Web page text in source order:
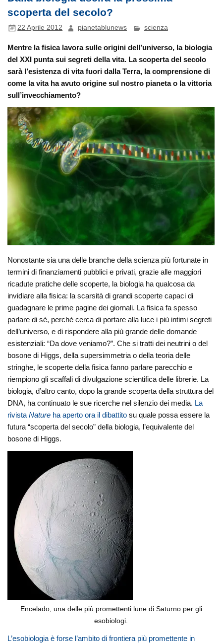
scoperta del secolo?
22 Aprile 2012 pianetablunews scienza
Mentre la fisica lavora sulle origini dell’universo, la biologia
del XXI punta sui segreti della vita. La scoperta del secolo
sarà l’esistenza di vita fuori dalla Terra, la comprensione di
come la vita ha avuto origine sul nostro pianeta o la vittoria
sull’invecchiamento?
Nonostante sia una delle branche della scienza più fortunate in
termini di finanziamenti pubblici e privati, grazie alle maggiori
ricadute pratiche delle scoperte, la biologia ha qualcosa da
invidiare alla fisica: la scarsità di grandi scoperte capaci di
guadagnare le prime pagine dei giornali. La fisica fa spesso
parlare di sé, perché cerca di portare alla luce i più intimi segreti
dell’universo, e di rispondere alla più grande delle domande
esistenziali: “Da dove veniamo?”. Che si tratti dei neutrini o del
bosone di Higgs, della supersimmetria o della teoria delle
stringhe, le scoperte della fisica fanno parlare parecchio e
riempiono gli scaffali di divulgazione scientifica delle librerie. La
biologia, d’altro canto, dopo la grande scoperta della struttura del
DNA, ha continuato le sue ricerche nel silenzio dei media. La
rivistaNature ha aperto ora il dibattitosu quale possa essere la
futura “scoperta del secolo” della biologia, l’equivalente del
bosone di Higgs.
Encelado, una delle più promettenti lune di Saturno per gli
esobiologi.
L’esobiologia è forse l’ambito di frontiera più promettente in